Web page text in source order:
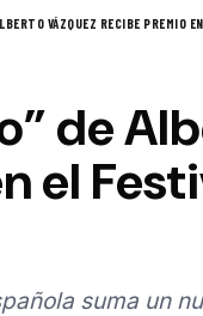
VÁZQUEZ RECIBE PREMIO
de
el
suma un